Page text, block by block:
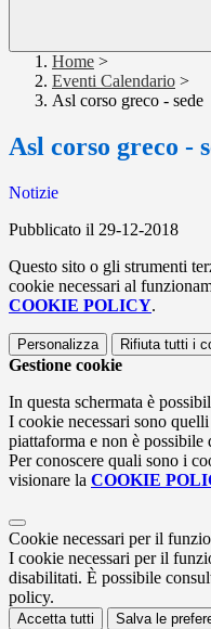
Home >
Eventi Calendario >
Asl corso greco - sede
Asl corso greco -
Notizie
Pubblicato il 29-12-2018
Questo sito o gli strumenti
cookie necessari al
COOKIE POLICY.
Personalizza Rifiuta tutti i
Gestione cookie
In questa schermata è
I cookie necessari sono
piattaforma e non è possibile
Per conoscere quali sono i
visionare la COOKIE
Cookie necessari per il
I cookie necessari per il
disabilitati. È possibile
policy.
Accetta tutti Salva le